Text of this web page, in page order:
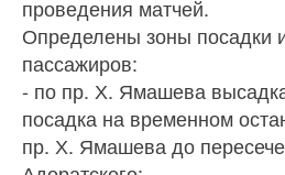
проведения матчей.
Определены зоны посадки
пассажиров:
- по пр. Х. Ямашева
посадка на временном
пр. Х. Ямашева до